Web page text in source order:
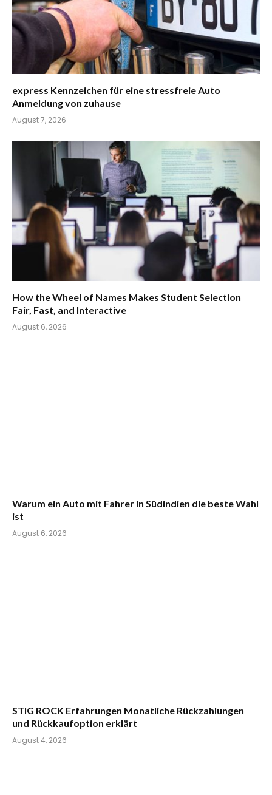
express Kennzeichen für eine stressfreie Auto
Anmeldung von zuhause
August 7, 2026
How the Wheel of Names Makes Student Selection
Fair, Fast, and Interactive
August 6, 2026
Warum ein Auto mit Fahrer in Südindien die beste Wahl
ist
August 6, 2026
STIG ROCK Erfahrungen Monatliche Rückzahlungen
und Rückkaufoption erklärt
August 4, 2026